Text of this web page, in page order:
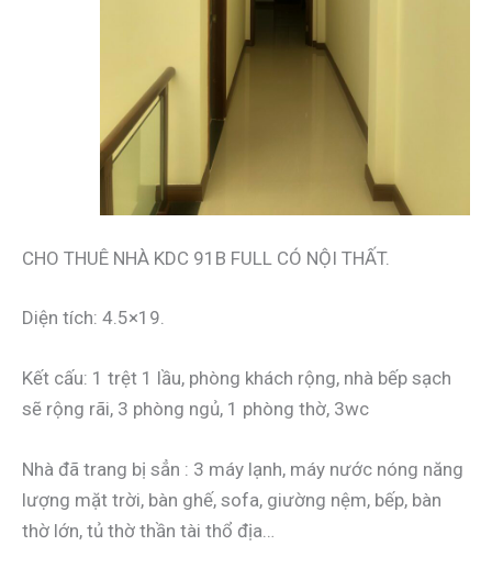
CHO THUÊ NHÀ KDC 91B FULL CÓ NỘI THẤT.
Diện tích: 4.5×19.
Kết cấu: 1 trệt 1 lầu, phòng khách rộng, nhà bếp sạch
sẽ rộng rãi, 3 phòng ngủ, 1 phòng thờ, 3wc
Nhà đã trang bị sẳn : 3 máy lạnh, máy nước nóng năng
lượng mặt trời, bàn ghế, sofa, giường nệm, bếp, bàn
thờ lớn, tủ thờ thần tài thổ địa…